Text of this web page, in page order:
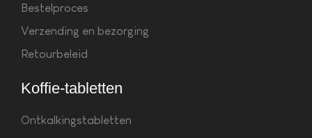
Bestelproces
Verzending en bezorging
Retourbeleid
Koffie-tabletten
Ontkalkingstabletten